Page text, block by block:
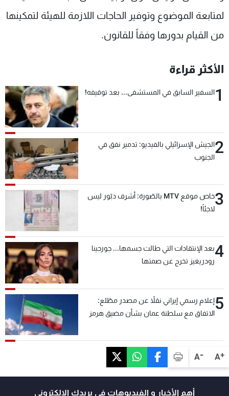
A+
A-
لمتابعة الموضوع وتوفير الحاجات اللازمة للهيئة لتمكينها
من القيام بدورها وفقاً للقانون.
الأكثر قراءة
1السفير السابق في المستشفى... بعد توقيفه!
2الجيش الإسرائيلي بالفيديو: تدمير نفق في
الجنوب
3
خاص موقع MTV بالصّورة: أشرف دبّور ليس
لاجئاً!
4بعد الإنتقادات التي طالت جسمها... جورجينا
رودريغيز تخرج عن صمتها
5إعلام رسمي إيراني نقلاً عن مصدر مطّلع:
الاتفاق مع سلطنة عمان بشأن مضيق هرمز
أهم الأخبار و الفيديوهات في بريدك الالكتروني